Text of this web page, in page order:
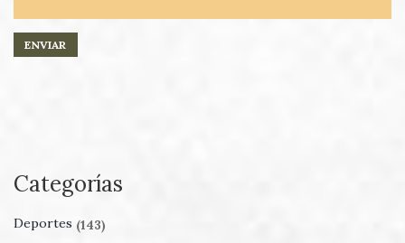
Categorías
Deportes (143)